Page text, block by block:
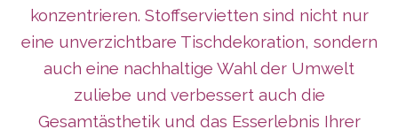
konzentrieren. Stoffservietten sind nicht nur
eine unverzichtbare Tischdekoration, sondern
auch eine nachhaltige Wahl der Umwelt
zuliebe und verbessert auch die
Gesamtästhetik und das Esserlebnis Ihrer